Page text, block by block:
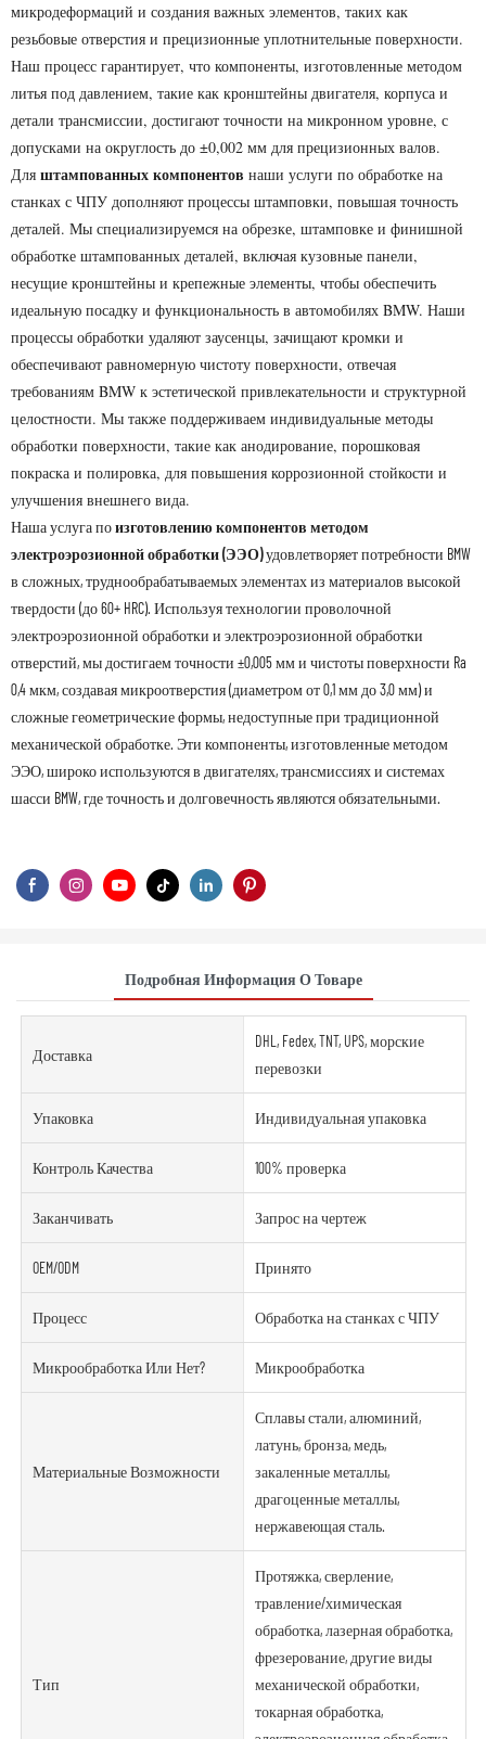
микродеформаций и создания важных элементов, таких как
резьбовые отверстия и прецизионные уплотнительные поверхности.
Наш процесс гарантирует, что компоненты, изготовленные методом
литья под давлением, такие как кронштейны двигателя, корпуса и
детали трансмиссии, достигают точности на микронном уровне, с
допусками на округлость до ±0,002 мм для прецизионных валов.
Для штампованных компонентов наши услуги по обработке на
станках с ЧПУ дополняют процессы штамповки, повышая точность
деталей. Мы специализируемся на обрезке, штамповке и финишной
обработке штампованных деталей, включая кузовные панели,
несущие кронштейны и крепежные элементы, чтобы обеспечить
идеальную посадку и функциональность в автомобилях BMW. Наши
процессы обработки удаляют заусенцы, зачищают кромки и
обеспечивают равномерную чистоту поверхности, отвечая
требованиям BMW к эстетической привлекательности и структурной
целостности. Мы также поддерживаем индивидуальные методы
обработки поверхности, такие как анодирование, порошковая
покраска и полировка, для повышения коррозионной стойкости и
улучшения внешнего вида.
Наша услуга поизготовлению компонентов методом
электроэрозионной обработки (ЭЭО)удовлетворяет потребности BMW
в сложных, труднообрабатываемых элементах из материалов высокой
твердости (до 60+ HRC). Используя технологии проволочной
электроэрозионной обработки и электроэрозионной обработки
отверстий, мы достигаем точности ±0,005 мм и чистоты поверхности Ra
0,4 мкм, создавая микроотверстия (диаметром от 0,1 мм до 3,0 мм) и
сложные геометрические формы, недоступные при традиционной
механической обработке. Эти компоненты, изготовленные методом
ЭЭО, широко используются в двигателях, трансмиссиях и системах
шасси BMW, где точность и долговечность являются обязательными.
Подробная Информация О Товаре
Доставка
DHL, Fedex, TNT, UPS, морские
перевозки
Упаковка Индивидуальная упаковка
Контроль Качества 100% проверка
Заканчивать Запрос на чертеж
OEM/ODM Принято
Процесс Обработка на станках с ЧПУ
Микрообработка Или Нет? Микрообработка
Материальные Возможности
Сплавы стали, алюминий,
латунь, бронза, медь,
закаленные металлы,
драгоценные металлы,
нержавеющая сталь.
Тип
Протяжка, сверление,
травление/химическая
обработка, лазерная обработка,
фрезерование, другие виды
механической обработки,
токарная обработка,